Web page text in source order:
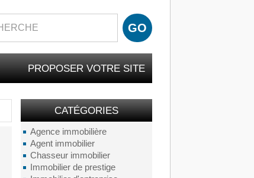
PROPOSER VOTRE SITE
CATÉGORIES
Agence immobilière
Agent immobilier
Chasseur immobilier
Immobilier de prestige